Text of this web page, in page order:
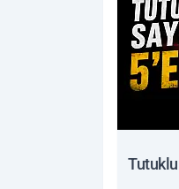
Tutuklu